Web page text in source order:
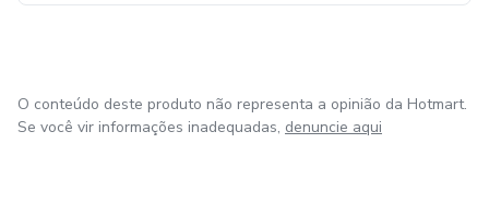
O conteúdo deste produto não representa a opinião da Hotmart.
Se você vir informações inadequadas, denuncie aqui